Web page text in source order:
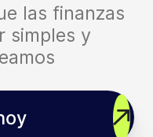
las finanzas
simples y